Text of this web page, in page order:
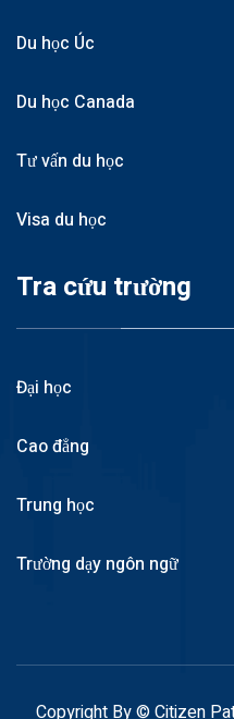
Du học Úc
Du học Canada
Tư vấn du học
Visa du học
Tra cứu trường
Đại học
Cao đẳng
Trung học
Trường dạy ngôn ngữ
Copyright By © Citizen